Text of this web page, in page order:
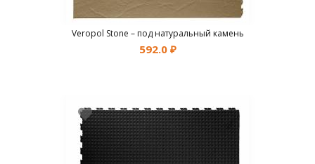
Veropol Stone – под натуральный камень
592.0 ₽